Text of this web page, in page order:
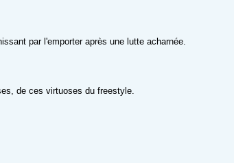
par l'emporter après une lutte acharnée.
de ces virtuoses du freestyle.